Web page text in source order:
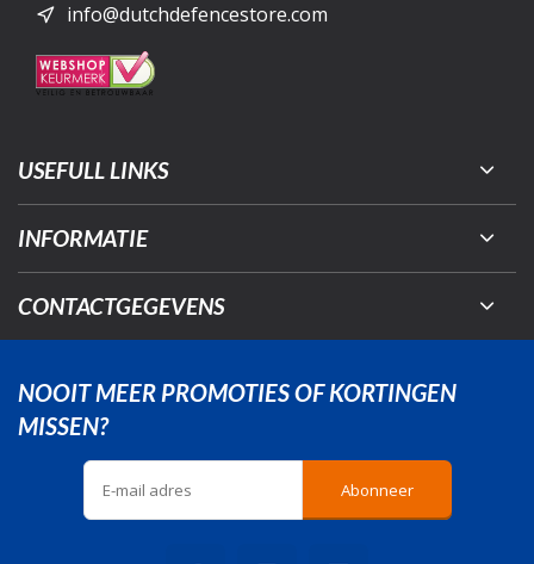
info@dutchdefencestore.com
USEFULL LINKS
INFORMATIE
CONTACTGEGEVENS
NOOIT MEER PROMOTIES OF KORTINGEN
MISSEN?
Abonneer